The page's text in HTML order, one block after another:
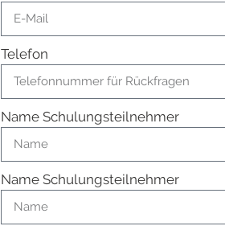
Telefon
Name Schulungsteilnehmer
Name Schulungsteilnehmer